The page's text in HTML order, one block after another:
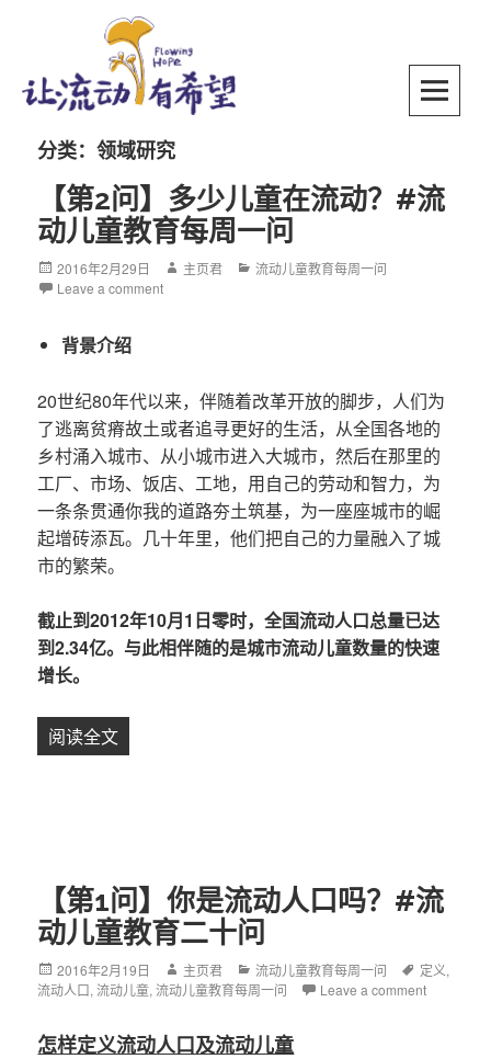
分类：领域研究
【第2问】多少儿童在流动？#流
动儿童教育每周一问
Posted
on
2016年2月29日 Author
主页君 Categories
流动儿童教育每周一问
Leave a comment
背景介绍
20世纪80年代以来，伴随着改革开放的脚步，人们为
了逃离贫瘠故土或者追寻更好的生活，从全国各地的
乡村涌入城市、从小城市进入大城市，然后在那里的
工厂、市场、饭店、工地，用自己的劳动和智力，为
一条条贯通你我的道路夯土筑基，为一座座城市的崛
起增砖添瓦。几十年里，他们把自己的力量融入了城
市的繁荣。
截止到2012年10月1日零时，全国流动人口总量已达
到2.34亿。与此相伴随的是城市流动儿童数量的快速
增长。
阅读全文
【第1问】你是流动人口吗？#流
动儿童教育二十问
Posted
on
2016年2月19日 Author
主页君 Categories
流动儿童教育每周一问 Tags
定义,
流动人口,流动儿童,流动儿童教育每周一问 Leave a comment
怎样定义流动人口及流动儿童